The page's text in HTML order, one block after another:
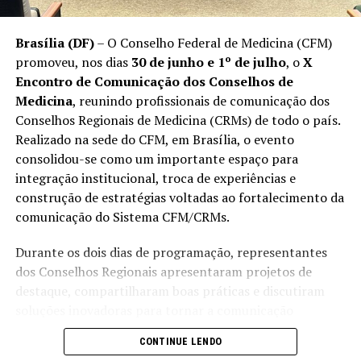
tomar uma decisão importante. A votação para
transformar Starbase em uma cidade foi aprovada com
uma margem impressionante:212 votos a favor
apenas6 contra. Isso, segundo o Departamento
Eleitoral do Condado de Cameron, mostra o forte apoio
dos residentes, em sua maioria, trabalhadores da
SpaceX.
Leia Também: Brasileiros têm US$
654,5 bilhões em ativos no exterior
O Que É Starbase?
programa espacial da SpaceX. A empresa tem contratos
Departamento de Defesa dos EUAe aNASA
Brasília (DF)– O Conselho Federal de Medicina (CFM)
promoveu, nos dias 30 de junho e 1º de julho, oX
Encontro de Comunicação dos Conselhos de
Medicina, reunindo profissionais de comunicação dos
Conselhos Regionais de Medicina (CRMs) de todo o país.
Realizado na sede do CFM, em Brasília, o evento
consolidou-se como um importante espaço para
integração institucional, troca de experiências e
construção de estratégias voltadas ao fortalecimento da
comunicação do Sistema CFM/CRMs.
Durante os dois dias de programação, representantes
dos Conselhos Regionais apresentaram projetos de
destaque, compartilharam boas práticas e discutiram
institucional cada vez mais eficiente, transparente e
conectada às necessidades da classe médica e da
CONTINUE LENDO